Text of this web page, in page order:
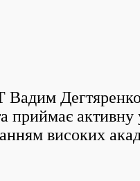
приймає
високих